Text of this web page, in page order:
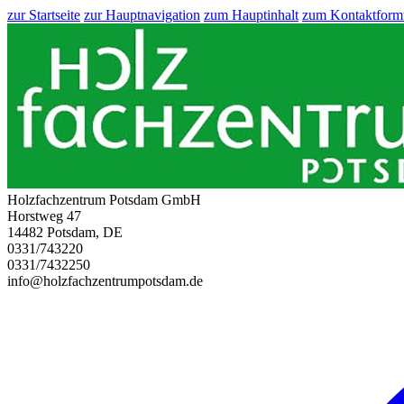
zur Startseite zur Hauptnavigation zum Hauptinhalt zum
Holzfachzentrum Potsdam GmbH
Horstweg 47
14482 Potsdam, DE
0331/743220
0331/7432250
info@holzfachzentrumpotsdam.de